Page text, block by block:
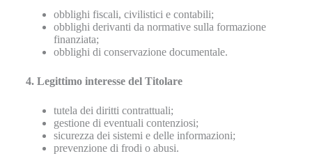
obblighi fiscali, civilistici e contabili;
obblighi derivanti da normative sulla formazione
finanziata;
obblighi di conservazione documentale.
4. Legittimo interesse del Titolare
tutela dei diritti contrattuali;
gestione di eventuali contenziosi;
sicurezza dei sistemi e delle informazioni;
prevenzione di frodi o abusi.